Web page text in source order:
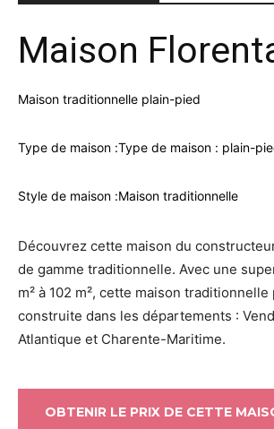
Maison
Maison traditionnelle plain-pied
Type de maison :Type de maison : plain-
Style de maison :Maison traditionnelle
Découvrez cette maison du
de gamme traditionnelle. Avec une
m² à 102 m², cette maison
construite dans les départements :
Atlantique et Charente-Maritime.
OBTENIR LE PRIX DE CETTE